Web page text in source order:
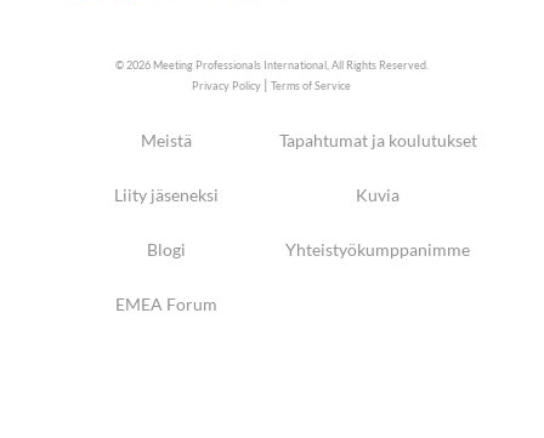
© 2026 Meeting Professionals International, All Rights Reserved.
Privacy Policy |Terms of Service
Meistä Tapahtumat ja koulutukset
Liity jäseneksi Kuvia
Blogi Yhteistyökumppanimme
EMEA Forum